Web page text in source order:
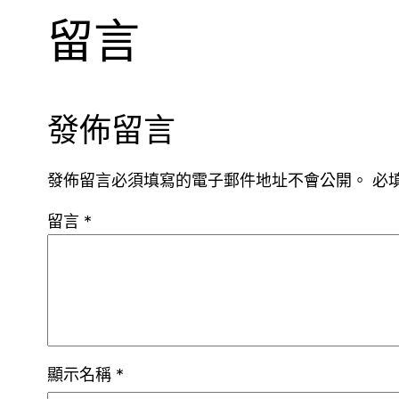
留言
發佈留言
發佈留言必須填寫的電子郵件地址不會公開。 必
留言 *
顯示名稱 *